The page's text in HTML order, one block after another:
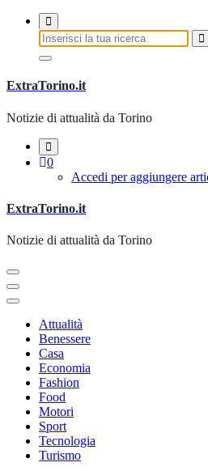
contenuto
Ricerca
per:
ExtraTorino.it
Notizie di attualità da Torino
0
Accedi per aggiungere
ExtraTorino.it
Notizie di attualità da Torino
Attualità
Benessere
Casa
Economia
Fashion
Food
Motori
Sport
Tecnologia
Turismo